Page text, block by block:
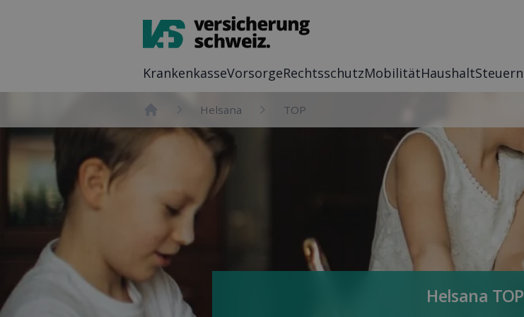
Kranken­kasseVor­sorgeRechts­schutzMobilitätHaushaltSteuern
Home
Helsana TOP
Helsana TOP